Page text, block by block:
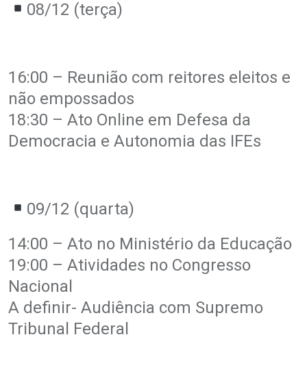
08/12 (terça)
16:00 – Reunião com reitores eleitos e
não empossados
18:30 – Ato Online em Defesa da
Democracia e Autonomia das IFEs
09/12 (quarta)
14:00 – Ato no Ministério da Educação
19:00 – Atividades no Congresso
Nacional
A definir- Audiência com Supremo
Tribunal Federal